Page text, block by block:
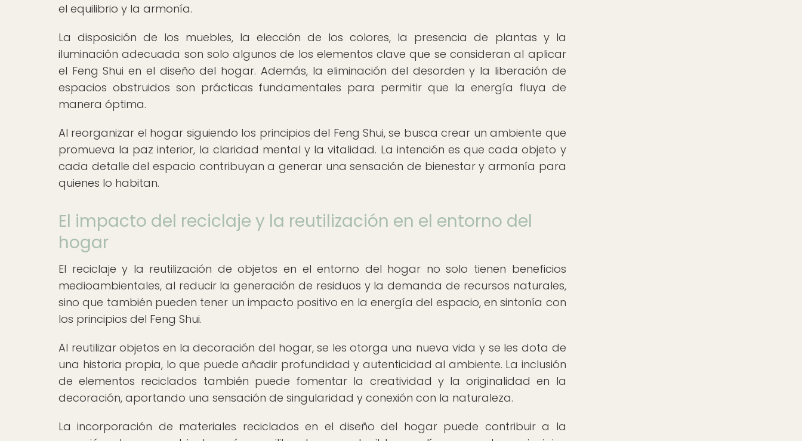
el equilibrio y la armonía.
La disposición de los muebles, la elección de los colores, la presencia de plantas y la
iluminación adecuada son solo algunos de los elementos clave que se consideran al aplicar
el Feng Shui en el diseño del hogar. Además, la eliminación del desorden y la liberación de
espacios obstruidos son prácticas fundamentales para permitir que la energía fluya de
manera óptima.
Al reorganizar el hogar siguiendo los principios del Feng Shui, se busca crear un ambiente que
promueva la paz interior, la claridad mental y la vitalidad. La intención es que cada objeto y
cada detalle del espacio contribuyan a generar una sensación de bienestar y armonía para
quienes lo habitan.
El impacto del reciclaje y la reutilización en el entorno del
hogar
El reciclaje y la reutilización de objetos en el entorno del hogar no solo tienen beneficios
medioambientales, al reducir la generación de residuos y la demanda de recursos naturales,
sino que también pueden tener un impacto positivo en la energía del espacio, en sintonía con
los principios del Feng Shui.
Al reutilizar objetos en la decoración del hogar, se les otorga una nueva vida y se les dota de
una historia propia, lo que puede añadir profundidad y autenticidad al ambiente. La inclusión
de elementos reciclados también puede fomentar la creatividad y la originalidad en la
decoración, aportando una sensación de singularidad y conexión con la naturaleza.
La incorporación de materiales reciclados en el diseño del hogar puede contribuir a la